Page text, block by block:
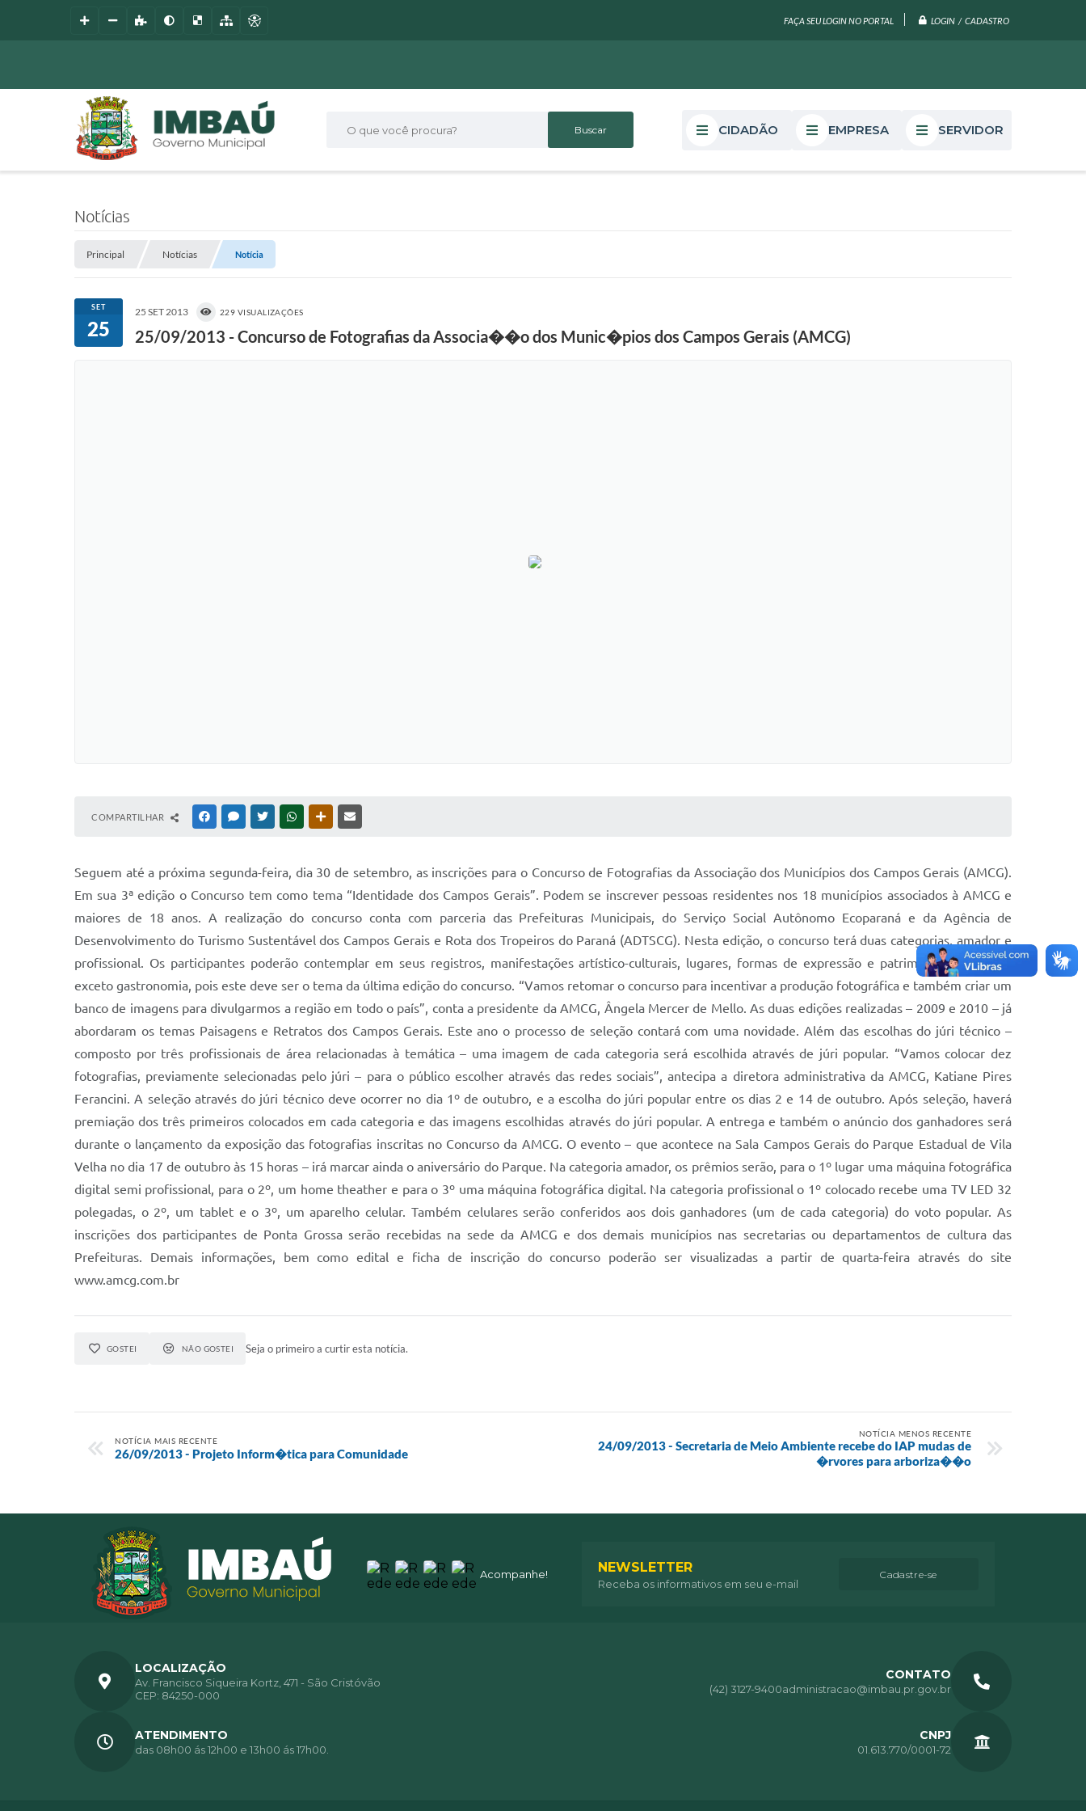
FAÇA SEU LOGIN NO PORTAL LOGIN / CADASTRO
O que você procura? CIDADÃO EMPRESA SERVIDOR
Notícias
Principal Notícias Notícia
SET
25
25 SET 2013 229 VISUALIZAÇÕES
25/09/2013 - Concurso de Fotografias da Associa��o dos Munic�pios dos Campos Gerais (AMCG)
COMPARTILHAR FACEBOOKMESSENGER
TWITTERWHATSAPPOUTRAS MÍDIAS
Seguem até a próxima segunda-feira, dia 30 de setembro, as inscrições para o Concurso de Fotografias da Associação dos Municípios dos Campos Gerais (AMCG).
Em sua 3ª edição o Concurso tem como tema “Identidade dos Campos Gerais”. Podem se inscrever pessoas residentes nos 18 municípios associados à AMCG e
maiores de 18 anos. A realização do concurso conta com parceria das Prefeituras Municipais, do Serviço Social Autônomo Ecoparaná e da Agência de
Desenvolvimento do Turismo Sustentável dos Campos Gerais e Rota dos Tropeiros do Paraná (ADTSCG). Nesta edição, o concurso terá duas categorias, amador e
profissional. Os participantes poderão contemplar em seus registros, manifestações artístico-culturais, lugares, formas de expressão e patrimônio imaterial –
exceto gastronomia, pois este deve ser o tema da última edição do concurso. “Vamos retomar o concurso para incentivar a produção fotográfica e também criar um
banco de imagens para divulgarmos a região em todo o país”, conta a presidente da AMCG, Ângela Mercer de Mello. As duas edições realizadas – 2009 e 2010 – já
abordaram os temas Paisagens e Retratos dos Campos Gerais. Este ano o processo de seleção contará com uma novidade. Além das escolhas do júri técnico –
composto por três profissionais de área relacionadas à temática – uma imagem de cada categoria será escolhida através de júri popular. “Vamos colocar dez
fotografias, previamente selecionadas pelo júri – para o público escolher através das redes sociais”, antecipa a diretora administrativa da AMCG, Katiane Pires
Ferancini. A seleção através do júri técnico deve ocorrer no dia 1º de outubro, e a escolha do júri popular entre os dias 2 e 14 de outubro. Após seleção, haverá
premiação dos três primeiros colocados em cada categoria e das imagens escolhidas através do júri popular. A entrega e também o anúncio dos ganhadores será
durante o lançamento da exposição das fotografias inscritas no Concurso da AMCG. O evento – que acontece na Sala Campos Gerais do Parque Estadual de Vila
Velha no dia 17 de outubro às 15 horas – irá marcar ainda o aniversário do Parque. Na categoria amador, os prêmios serão, para o 1º lugar uma máquina fotográfica
digital semi profissional, para o 2º, um home theather e para o 3º uma máquina fotográfica digital. Na categoria profissional o 1º colocado recebe uma TV LED 32
polegadas, o 2º, um tablet e o 3º, um aparelho celular. Também celulares serão conferidos aos dois ganhadores (um de cada categoria) do voto popular. As
inscrições dos participantes de Ponta Grossa serão recebidas na sede da AMCG e dos demais municípios nas secretarias ou departamentos de cultura das
Prefeituras. Demais informações, bem como edital e ficha de inscrição do concurso poderão ser visualizadas a partir de quarta-feira através do site
www.amcg.com.br
GOSTEI NÃO GOSTEI Seja o primeiro a curtir esta notícia.
NOTÍCIA MAIS RECENTE
26/09/2013 - Projeto Inform�tica para Comunidade
NOTÍCIA MENOS RECENTE
24/09/2013 - Secretaria de Meio Ambiente recebe do IAP mudas de
�rvores para arboriza��o
Acompanhe! NEWSLETTER
Receba os informativos em seu e-mail
Cadastre-se
LOCALIZAÇÃO
Av. Francisco Siqueira Kortz, 471 - São Cristóvão
CEP: 84250-000
CONTATO
(42) 3127-9400administracao@imbau.pr.gov.br
ATENDIMENTO
das 08h00 ás 12h00 e 13h00 ás 17h00.
CNPJ
01.613.770/0001-72